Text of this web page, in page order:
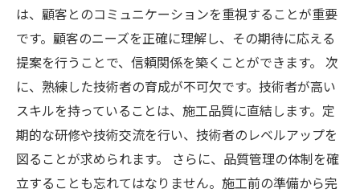
は、顧客とのコミュニケーションを重視することが重要
です。顧客のニーズを正確に理解し、その期待に応える
提案を行うことで、信頼関係を築くことができます。 次
に、熟練した技術者の育成が不可欠です。技術者が高い
スキルを持っていることは、施工品質に直結します。定
期的な研修や技術交流を行い、技術者のレベルアップを
図ることが求められます。 さらに、品質管理の体制を確
立することも忘れてはなりません。施工前の準備から完